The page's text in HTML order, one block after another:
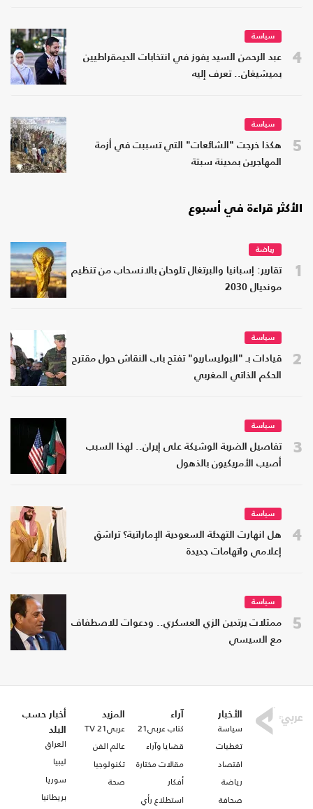
4
سياسة
عبد الرحمن السيد يفوز في انتخابات الديمقراطيين
بميشيغان.. تعرف إليه
5
سياسة
هكذا خرجت "الشائعات" التي تسببت في أزمة
المهاجرين بمدينة سبتة
الأكثر قراءة في أسبوع
1
رياضة
تقارير: إسبانيا والبرتغال تلوحان بالانسحاب من تنظيم
مونديال 2030
2
سياسة
قيادات بـ "البوليساريو" تفتح باب النقاش حول مقترح
الحكم الذاتي المغربي
3
سياسة
تفاصيل الضربة الوشيكة على إيران.. لهذا السبب
أصيب الأمريكيون بالذهول
4
سياسة
هل انهارت التهدئة السعودية الإماراتية؟ تراشق
إعلامي واتهامات جديدة
5
سياسة
ممثلات يرتدين الزي العسكري.. ودعوات للاصطفاف
مع السيسي
الأخبار
سياسة
تغطيات
اقتصاد
رياضة
صحافة
آراء
كتاب عربي21
قضايا وآراء
مقالات مختارة
أفكار
استطلاع رأي
المزيد
عربي21 TV
عالم الفن
تكنولوجيا
صحة
أخبار حسب
البلد
العراق
ليبيا
سوريا
بريطانيا